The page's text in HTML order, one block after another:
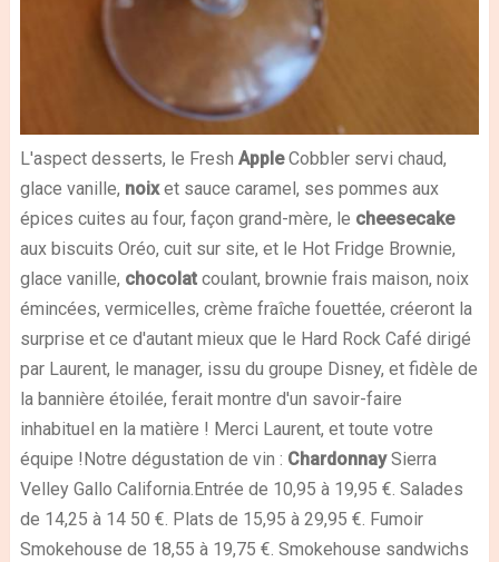
L'aspect desserts, le Fresh AppleCobbler servi chaud,
glace vanille, noixet sauce caramel, ses pommes aux
épices cuites au four, façon grand-mère, le cheesecake
aux biscuits Oréo, cuit sur site, et le Hot Fridge Brownie,
glace vanille, chocolatcoulant, brownie frais maison, noix
émincées, vermicelles, crème fraîche fouettée, créeront la
surprise et ce d'autant mieux que le Hard Rock Café dirigé
par Laurent, le manager, issu du groupe Disney, et fidèle de
la bannière étoilée, ferait montre d'un savoir-faire
inhabituel en la matière ! Merci Laurent, et toute votre
équipe !Notre dégustation de vin : ChardonnaySierra
Velley Gallo California.Entrée de 10,95 à 19,95 €. Salades
de 14,25 à 14 50 €. Plats de 15,95 à 29,95 €. Fumoir
Smokehouse de 18,55 à 19,75 €. Smokehouse sandwichs